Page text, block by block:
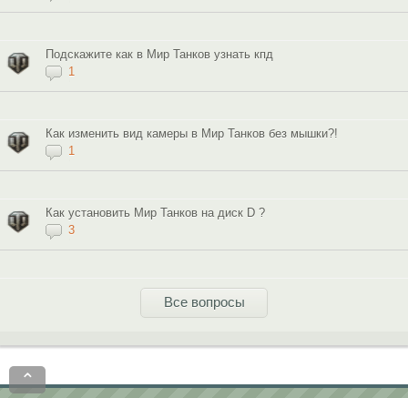
Подскажите как в Мир Танков узнать кпд
1
Как изменить вид камеры в Мир Танков без мышки?!
1
Как установить Мир Танков на диск D ?
3
Все вопросы
⌃